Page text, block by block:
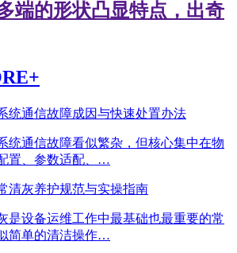
端的形状凸显特点，出奇
统通信故障成因与快速处置办法
统通信故障看似繁杂，但核心集中在物
置、参数适配、…
清灰养护规范与实操指南
是设备运维工作中最基础也最重要的常
简单的清洁操作…